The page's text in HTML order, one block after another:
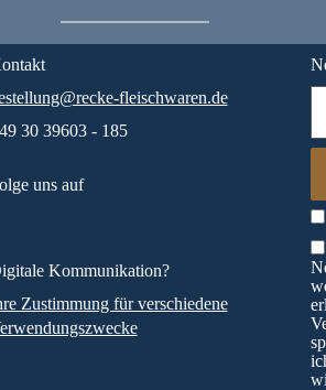
fleischwaren.de
30 39603 - 185
uns auf
Kommunikation?
Zustimmung für verschiedene